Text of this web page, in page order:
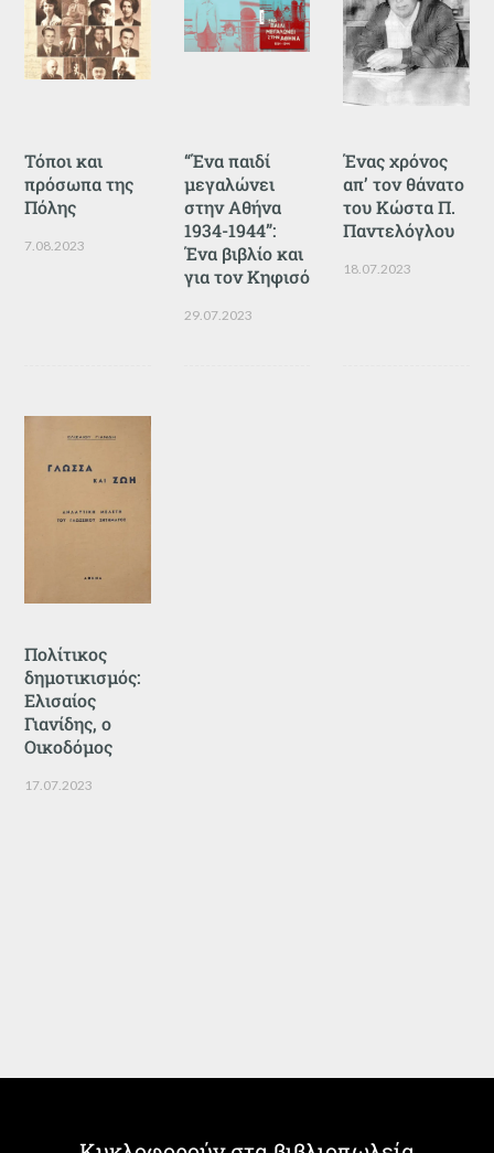
Τόποι και
πρόσωπα της
Πόλης
7.08.2023
“Ένα παιδί
μεγαλώνει
στην Αθήνα
1934-1944”:
Ένα βιβλίο και
για τον Κηφισό
29.07.2023
Ένας χρόνος
απ’ τον θάνατο
του Κώστα Π.
Παντελόγλου
18.07.2023
Πολίτικος
δημοτικισμός:
Ελισαίος
Γιανίδης, ο
Οικοδόμος
17.07.2023